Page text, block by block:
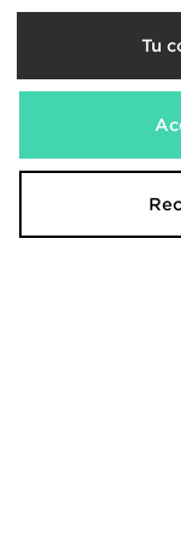
adidas pack de 3
Tu